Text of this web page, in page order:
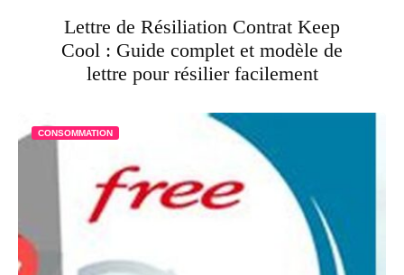
Lettre de Résiliation Contrat Keep
Cool : Guide complet et modèle de
lettre pour résilier facilement
CONSOMMATION